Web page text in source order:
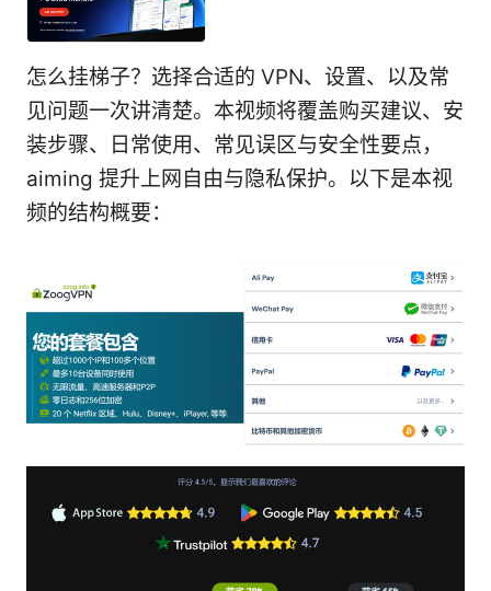
怎么挂梯子？选择合适的 VPN、设置、以及常
见问题一次讲清楚。本视频将覆盖购买建议、安
装步骤、日常使用、常见误区与安全性要点，
aiming 提升上网自由与隐私保护。以下是本视
频的结构概要：